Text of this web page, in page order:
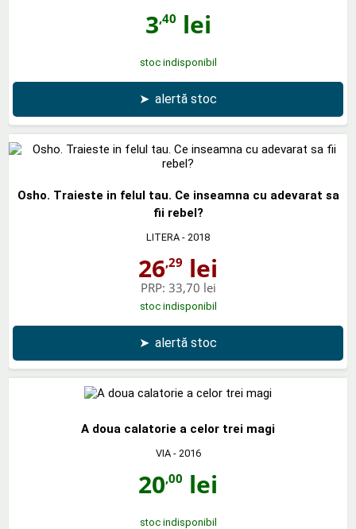
3,40 lei
stoc indisponibil
➤ alertă stoc
Osho. Traieste in felul tau. Ce inseamna cu adevarat sa
fii rebel?
LITERA - 2018
26,29 lei
PRP: 33,70 lei
stoc indisponibil
➤ alertă stoc
A doua calatorie a celor trei magi
VIA- 2016
20,00 lei
stoc indisponibil